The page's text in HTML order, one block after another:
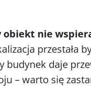
obiekt nie
przestała
budynek daje
– warto się